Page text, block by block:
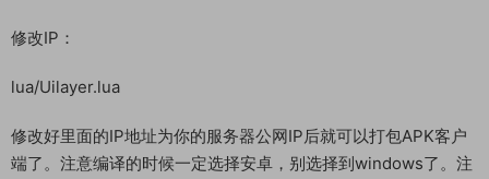
修改IP：
lua/Uilayer.lua
修改好里面的IP地址为你的服务器公网IP后就可以打包APK客户
端了。注意编译的时候一定选择安卓，别选择到windows了。注